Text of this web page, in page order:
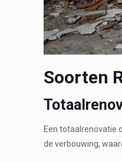
Soorten
Een totaalrenovatie
de verbouwing,